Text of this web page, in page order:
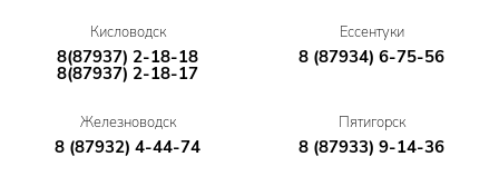
Кисловодск
8(87937) 2-18-18
8(87937) 2-18-17
Ессентуки
8 (87934) 6-75-56
Железноводск
8 (87932) 4-44-74
Пятигорск
8 (87933) 9-14-36